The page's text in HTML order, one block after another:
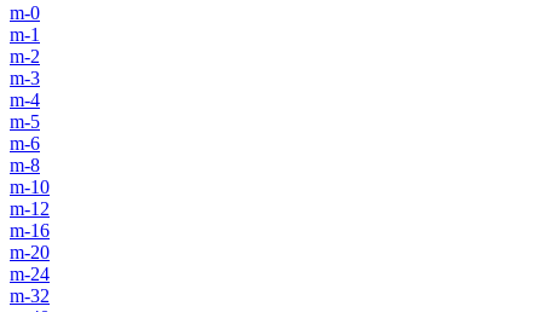
m-0
m-1
m-2
m-3
m-4
m-5
m-6
m-8
m-10
m-12
m-16
m-20
m-24
m-32